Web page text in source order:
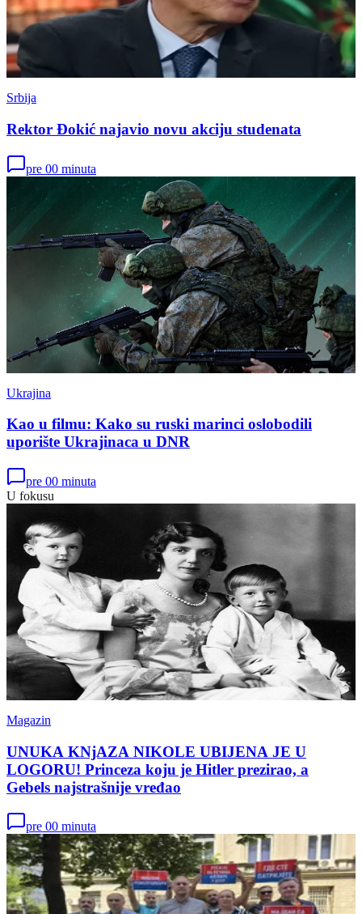
Srbija
Rektor Đokić najavio novu akciju studenata
pre 00 minuta
Ukrajina
Kao u filmu: Kako su ruski marinci oslobodili
uporište Ukrajinaca u DNR
pre 00 minuta
U fokusu
Magazin
UNUKA KNjAZA NIKOLE UBIJENA JE U
LOGORU! Princeza koju je Hitler prezirao, a
Gebels najstrašnije vređao
pre 00 minuta